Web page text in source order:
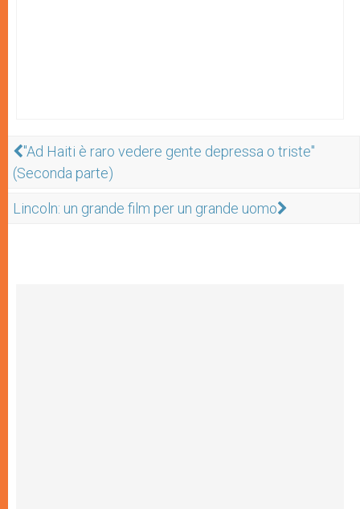
"Ad Haiti è raro vedere gente depressa o triste"
(Seconda parte)
Lincoln: un grande film per un grande uomo